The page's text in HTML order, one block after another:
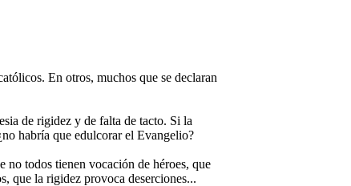
En otros, muchos que se declaran
de rigidez y de falta de tacto. Si la
habría que edulcorar el Evangelio?
no todos tienen vocación de héroes, que
que la rigidez provoca deserciones...